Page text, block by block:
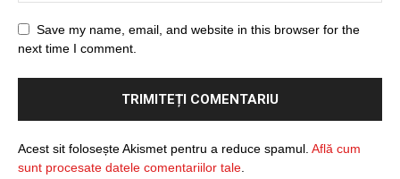
Save my name, email, and website in this browser for the
next time I comment.
Acest sit folosește Akismet pentru a reduce spamul. Află cum
sunt procesate datele comentariilor tale